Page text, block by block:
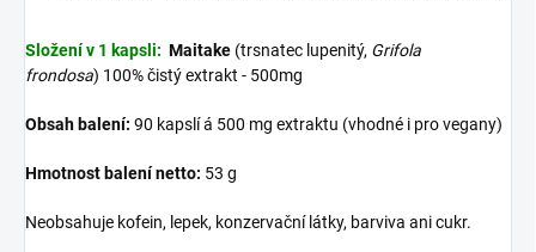
Složení v 1 kapsli: Maitake (trsnatec lupenitý, Grifola
frondosa) 100% čistý extrakt - 500mg
Obsah balení: 90 kapslí á 500 mg extraktu (vhodné i pro vegany)
Hmotnost balení netto: 53 g
Neobsahuje kofein, lepek, konzervační látky, barviva ani cukr.